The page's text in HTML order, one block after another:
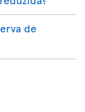
de